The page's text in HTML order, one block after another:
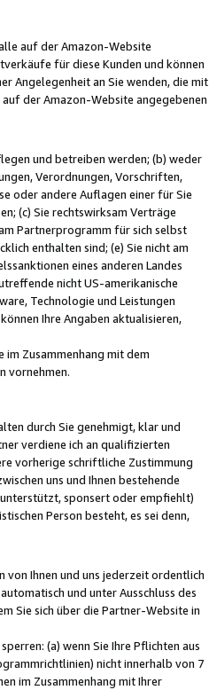
auf der Amazon-Website
für diese Kunden und können
Angelegenheit an Sie wenden, die mit
der Amazon-Website angegebenen
und betreiben werden; (b) weder
Verordnungen, Vorschriften,
oder andere Auflagen einer für Sie
(c) Sie rechtswirksam Verträge
Partnerprogramm für sich selbst
enthalten sind; (e) Sie nicht am
eines anderen Landes
nicht US-amerikanische
Technologie und Leistungen
Ihre Angaben aktualisieren,
im Zusammenhang mit dem
vornehmen.
durch Sie genehmigt, klar und
verdiene ich an qualifizierten
vorherige schriftliche Zustimmung
uns und Ihnen bestehende
sponsert oder empfiehlt)
Person besteht, es sei denn,
von Ihnen und uns jederzeit ordentlich
und unter Ausschluss des
Sie sich über die Partner-Website in
(a) wenn Sie Ihre Pflichten aus
nicht innerhalb von 7
im Zusammenhang mit Ihrer